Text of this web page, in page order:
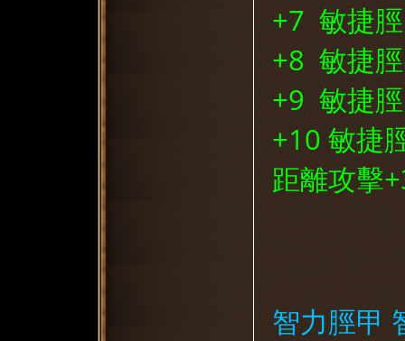
+7 敏捷
+8 敏捷
+9 敏捷
+10 敏捷
距離攻擊
智力脛甲